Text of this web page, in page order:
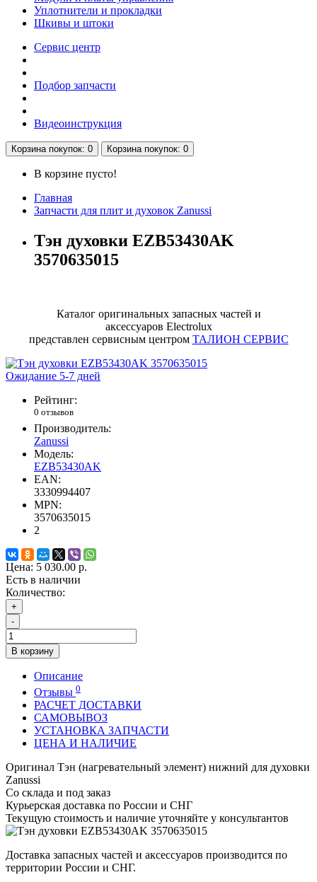
Уплотнители и прокладки
Шкивы и штоки
Сервис центр
Подбор запчасти
Видеоинструкция
Корзинапокупок: 0 Корзинапокупок: 0
В корзине пусто!
Главная
Запчасти для плит и духовок Zanussi
Тэн духовки EZB53430AK
3570635015
Каталог оригинальных запасных частей и
аксессуаров Electrolux
представлен сервисным центром ТАЛИОН СЕРВИС
Ожидание 5-7 дней
Рейтинг:
0 отзывов
Производитель:
Zanussi
Модель:
EZB53430AK
EAN:
3330994407
MPN:
3570635015
2
Цена: 5 030.00 р.
Есть в наличии
Количество:
+
-
В корзину
Описание
Отзывы 0
РАСЧЕТ ДОСТАВКИ
САМОВЫВОЗ
УСТАНОВКА ЗАПЧАСТИ
ЦЕНА И НАЛИЧИЕ
Оригинал Тэн (нагревательный элемент) нижний для духовки
Zanussi
Со склада и под заказ
Курьерская доставка по России и СНГ
Текущую стоимость и наличие уточняйте у консультантов
Доставка запасных частей и аксессуаров производится по
территории России и СНГ.